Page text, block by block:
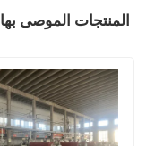
المنتجات الموصى بها